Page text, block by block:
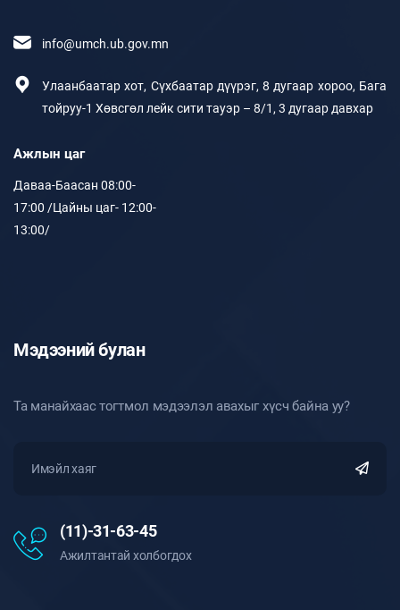
info@umch.ub.gov.mn
Улаанбаатар хот, Сүхбаатар дүүрэг, 8 дугаар хороо, Бага
тойруу-1 Хөвсгөл лейк сити тауэр – 8/1, 3 дугаар давхар
Ажлын цаг
Даваа-Баасан 08:00-
17:00 /Цайны цаг- 12:00-
13:00/
Мэдээний булан
Та манайхаас тогтмол мэдээлэл авахыг хүсч байна уу?
(11)-31-63-45
Ажилтантай холбогдох